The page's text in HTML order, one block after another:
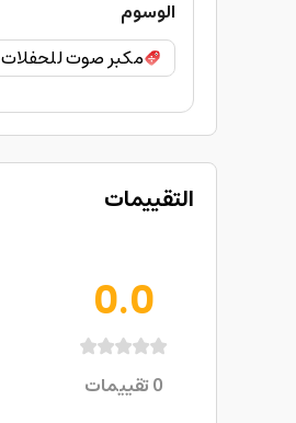
الوسوم
مكبر صوت للحفلات
التقييمات
0.0
0تقييمات